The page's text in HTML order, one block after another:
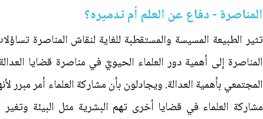
المناصرة - دفاع عن العلم أم تدميره؟
تثير الطبيعة المسيسة والمستقطبة للغاية لنقاش المناصرة
المناصرة إلى أهمية دور العلماء الحيويً في مناصرة قضايا
المجتمعي بأهمية العدالة. ويجادلون بأن مشاركة العلماء أمر مبرر
مشاركة العلماء في قضايا أخرى تهم البشرية مثل البيئة وتغير